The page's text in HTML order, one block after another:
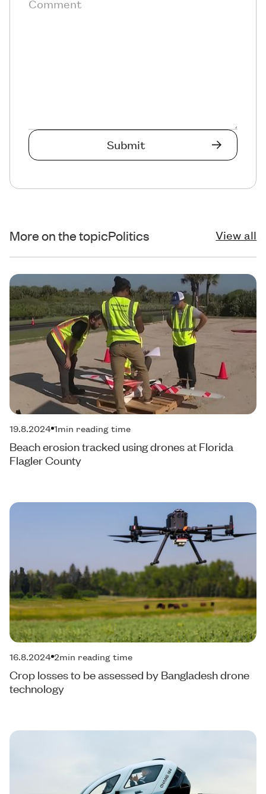
More on the topicPolitics View all
19.8.2024 1min reading time
Beach erosion tracked using drones at Florida
Flagler County
16.8.2024 2min reading time
Crop losses to be assessed by Bangladesh drone
technology